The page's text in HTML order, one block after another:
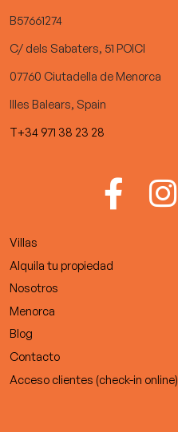
B57661274
C/ dels Sabaters, 51 POICI
07760 Ciutadella de Menorca
Illes Balears, Spain
T+34 971 38 23 28
Villas
Alquila tu propiedad
Nosotros
Menorca
Blog
Contacto
Acceso clientes (check-in online)